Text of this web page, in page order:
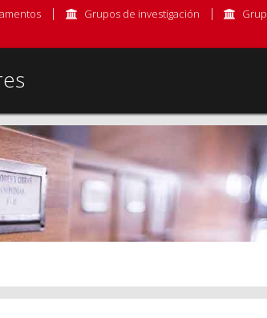
Grupos de investigación